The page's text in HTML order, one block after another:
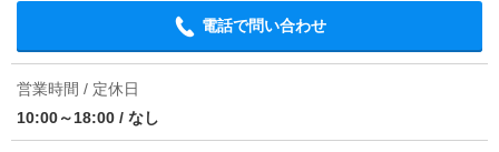
合計1.93万円（内訳：D-roomCard 料金1.65万円 IC 電
電話で問い合わせ
営業時間 / 定休日
10:00～18:00 / なし